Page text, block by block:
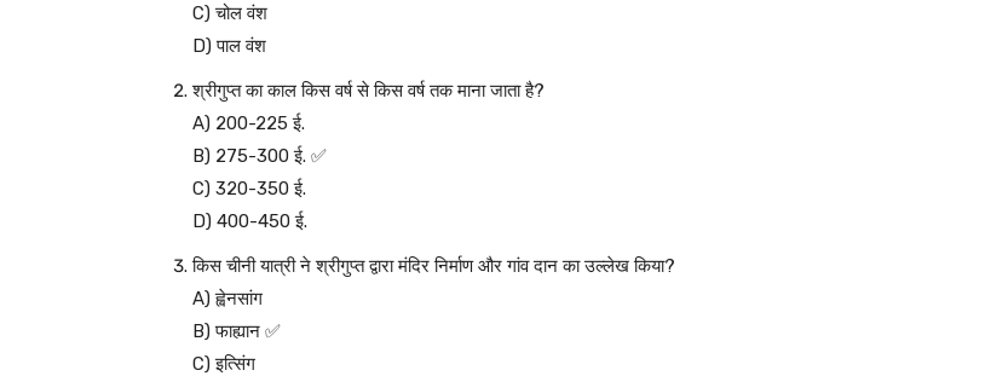
C) चोल वंश
D) पाल वंश
श्रीगुप्त का काल किस वर्ष से किस वर्ष तक माना जाता है?
A) 200-225 ई.
B) 275-300 ई. ✅
C) 320-350 ई.
D) 400-450 ई.
किस चीनी यात्री ने श्रीगुप्त द्वारा मंदिर निर्माण और गांव दान का उल्लेख किया?
A) ह्वेनसांग
B) फाह्यान ✅
C) इत्सिंग